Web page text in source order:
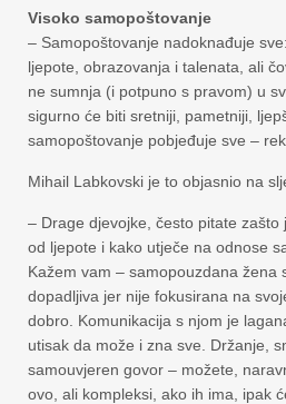
Visoko samopoštovanje
– Samopoštovanje nadoknađuje
ljepote, obrazovanja i talenata, ali
ne sumnja (i potpuno s pravom) u
sigurno će biti sretniji, pametniji,
samopoštovanje pobjeđuje sve –
Mihail Labkovski je to objasnio na
– Drage djevojke, često pitate zašto
od ljepote i kako utječe na odnose
Kažem vam – samopouzdana žena
dopadljiva jer nije fokusirana na
dobro. Komunikacija s njom je
utisak da može i zna sve. Držanje,
samouvjeren govor – možete,
ovo, ali kompleksi, ako ih ima, ipak